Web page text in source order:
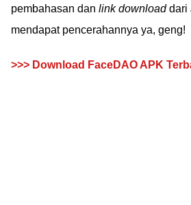
pembahasan dan link downloaddari
mendapat pencerahannya ya, geng!
>>> Download FaceDAO APK